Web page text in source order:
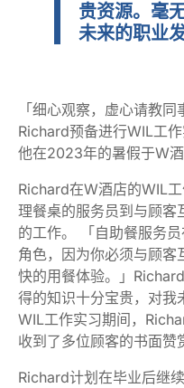
贵资源。毫
未来的职业
「细心观察，虚心请教
Richard预备进行WIL工
他在2023年的暑假于W酒
Richard在W酒店的WIL
理餐桌的服务员到与顾客
的工作。 「自助餐服务
角色，因为你必须与顾客
快的用餐体验。」
得的知识十分宝贵，对我
WIL工作实习期间，
收到了多位顾客的书面
Richard计划在毕业后继